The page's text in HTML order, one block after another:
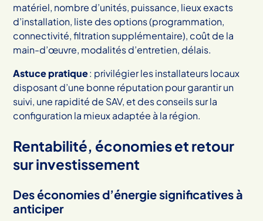
matériel, nombre d’unités, puissance, lieux exacts
d’installation, liste des options (programmation,
connectivité, filtration supplémentaire), coût de la
main-d’œuvre, modalités d’entretien, délais.
Astuce pratique: privilégier les installateurs locaux
disposant d’une bonne réputation pour garantir un
suivi, une rapidité de SAV, et des conseils sur la
configuration la mieux adaptée à la région.
Rentabilité, économies et retour
sur investissement
Des économies d’énergie significatives à
anticiper